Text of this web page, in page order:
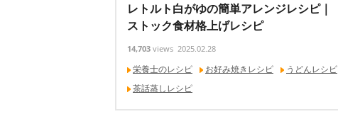
レトルト白がゆの簡単アレンジレシピ｜
ストック食材格上げレシピ
14,703 views 2025.02.28
栄養士のレシピ お好み焼きレシピ
うどんレシピ
茶話蒸しレシピ